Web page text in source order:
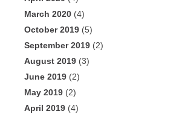
March 2020 (4)
October 2019 (5)
September 2019 (2)
August 2019 (3)
June 2019 (2)
May 2019 (2)
April 2019 (4)